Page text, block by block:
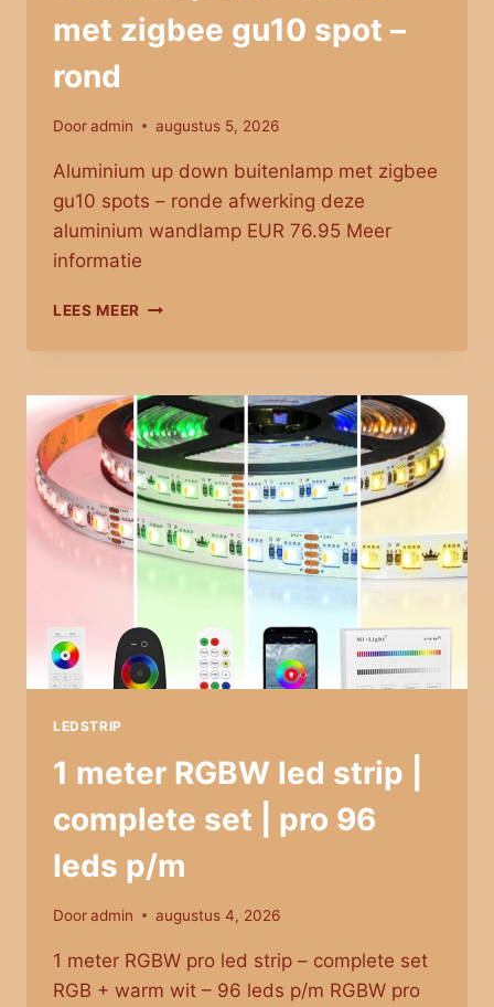
met zigbee gu10 spot –
rond
Dooradmin augustus 5, 2026
Aluminium up down buitenlamp met zigbee
gu10 spots – ronde afwerking deze
aluminium wandlamp EUR 76.95 Meer
informatie
LEES MEER ALUMINIUM
DOWN
VOOR
BUITEN
MET
ZIGBEE
GU10
SPOT
–
ROND
LEDSTRIP
1 meter RGBW led strip |
complete set | pro 96
leds p/m
Dooradmin augustus 4, 2026
1 meter RGBW pro led strip – complete set
RGB + warm wit – 96 leds p/m RGBW pro